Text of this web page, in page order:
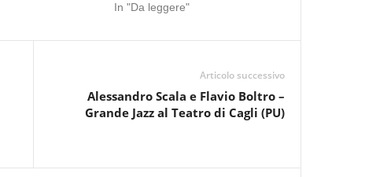
In "Da leggere"
Articolo successivo
Alessandro Scala e Flavio Boltro –
Grande Jazz al Teatro di Cagli (PU)